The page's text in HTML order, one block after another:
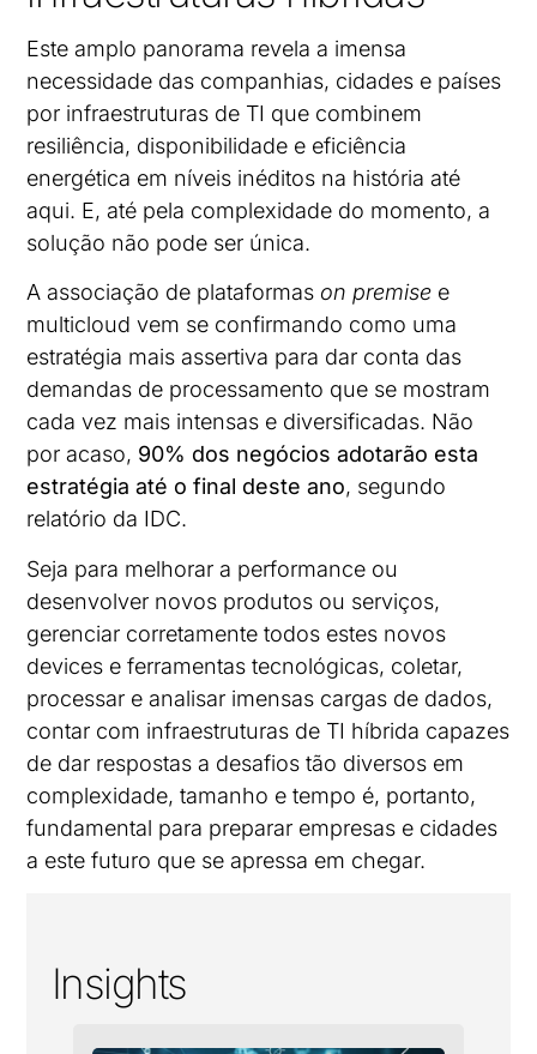
Este amplo panorama revela a imensa
necessidade das companhias, cidades e países
por infraestruturas de TI que combinem
resiliência, disponibilidade e eficiência
energética em níveis inéditos na história até
aqui. E, até pela complexidade do momento, a
solução não pode ser única.
A associação de plataformas on premise e
multicloud vem se confirmando como uma
estratégia mais assertiva para dar conta das
demandas de processamento que se mostram
cada vez mais intensas e diversificadas. Não
por acaso, 90% dos negócios adotarão esta
estratégia até o final deste ano, segundo
relatório da IDC.
Seja para melhorar a performance ou
desenvolver novos produtos ou serviços,
gerenciar corretamente todos estes novos
devices e ferramentas tecnológicas, coletar,
processar e analisar imensas cargas de dados,
contar com infraestruturas de TI híbrida capazes
de dar respostas a desafios tão diversos em
complexidade, tamanho e tempo é, portanto,
fundamental para preparar empresas e cidades
a este futuro que se apressa em chegar.
Insights